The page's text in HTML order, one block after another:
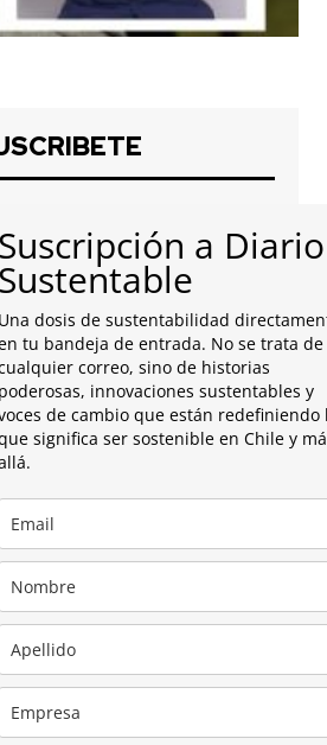
Suscripción a Diario
Sustentable
Una dosis de sustentabilidad
tu bandeja de entrada. No se trata de
correo, sino de historias
poderosas, innovaciones sustentables y
de cambio que están redefiniendo
significa ser sostenible en Chile y